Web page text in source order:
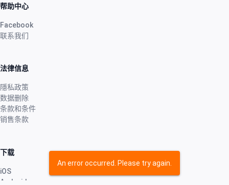
帮助中心
Facebook
联系我们
法律信息
隱私政策
数据删除
条款和条件
销售条款
下载
iOS
Android
An error occurred. Please try again.